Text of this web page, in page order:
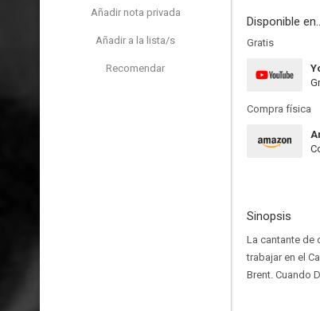
Añadir nota privada
Añadir a la lista/s
Recomendar
Disponible
Gratis
Compra física
Sinopsis
La cantante de
trabajar en el
Brent. Cuando